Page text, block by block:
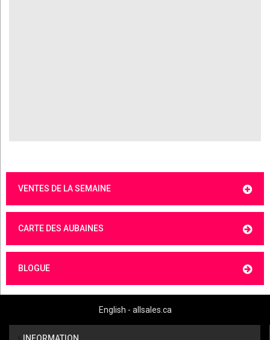
VENTES DE LA SEMAINE
CARTE DES AUBAINES
BLOGUE
English - allsales.ca
INFORMATION